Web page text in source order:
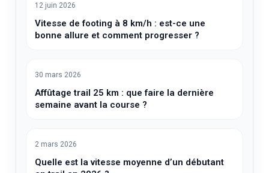
12 juin 2026
Vitesse de footing à 8 km/h : est-ce une
bonne allure et comment progresser ?
30 mars 2026
Affûtage trail 25 km : que faire la dernière
semaine avant la course ?
2 mars 2026
Quelle est la vitesse moyenne d’un débutant